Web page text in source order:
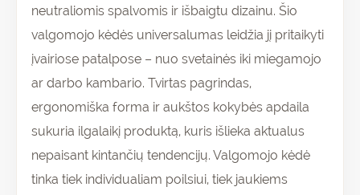
neutraliomis spalvomis ir išbaigtu dizainu. Šio
valgomojo kėdės universalumas leidžia jį pritaikyti
įvairiose patalpose – nuo svetainės iki miegamojo
ar darbo kambario. Tvirtas pagrindas,
ergonomiška forma ir aukštos kokybės apdaila
sukuria ilgalaikį produktą, kuris išlieka aktualus
nepaisant kintančių tendencijų. Valgomojo kėdė
tinka tiek individualiam poilsiui, tiek jaukiems